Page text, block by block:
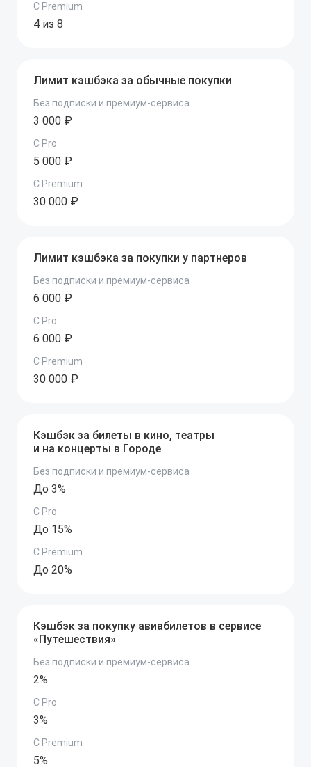
C Premium
4 из 8
Лимит кэшбэка за обычные покупки
Без подписки и премиум-сервиса
3 000 ₽
C Pro
5 000 ₽
C Premium
30 000 ₽
Лимит кэшбэка за покупки у партнеров
Без подписки и премиум-сервиса
6 000 ₽
C Pro
6 000 ₽
C Premium
30 000 ₽
Кэшбэк за билеты в кино, театры
и на концерты в Городе
Без подписки и премиум-сервиса
До 3%
C Pro
До 15%
C Premium
До 20%
Кэшбэк за покупку авиабилетов в сервисе
«Путешествия»
Без подписки и премиум-сервиса
2%
C Pro
3%
C Premium
5%